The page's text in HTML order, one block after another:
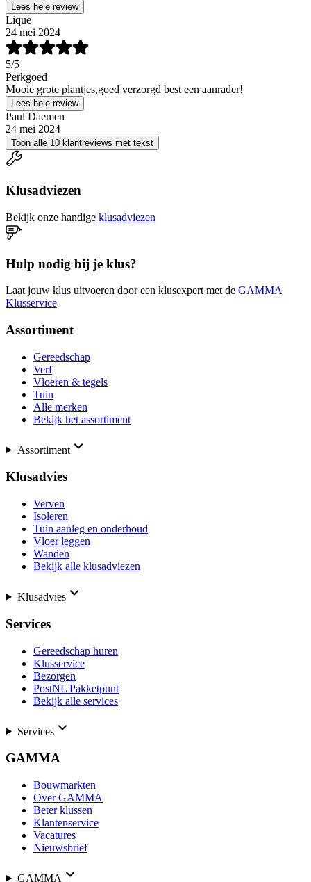
Lees hele review
Lique
24 mei 2024
5/5
Perkgoed
Mooie grote plantjes,goed verzorgd best een aanrader!
Lees hele review
Paul Daemen
24 mei 2024
Toon alle 10 klantreviews met tekst
Klusadviezen
Bekijk onze handige klusadviezen
Hulp nodig bij je klus?
Laat jouw klus uitvoeren door een klusexpert met de GAMMA
Klusservice
Assortiment
Gereedschap
Verf
Vloeren & tegels
Tuin
Alle merken
Bekijk het assortiment
Assortiment
Klusadvies
Verven
Isoleren
Tuin aanleg en onderhoud
Vloer leggen
Wanden
Bekijk alle klusadviezen
Klusadvies
Services
Gereedschap huren
Klusservice
Bezorgen
PostNL Pakketpunt
Bekijk alle services
Services
GAMMA
Bouwmarkten
Over GAMMA
Beter klussen
Klantenservice
Vacatures
Nieuwsbrief
GAMMA